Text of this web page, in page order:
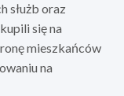
służb oraz
się na
mieszkańców
na